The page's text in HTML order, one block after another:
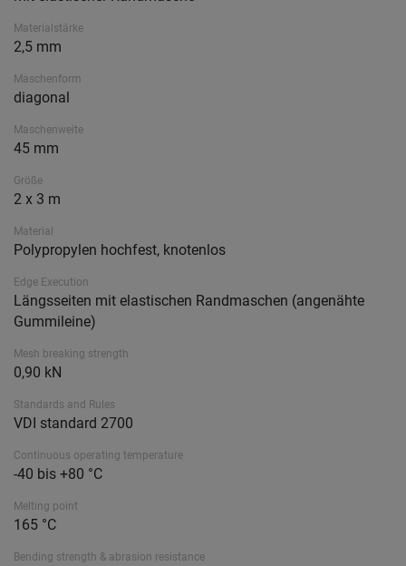
Materialstärke
2,5 mm
Maschenform
diagonal
Maschenweite
45 mm
Größe
2 x 3 m
Material
Polypropylen hochfest, knotenlos
Edge Execution
Längsseiten mit elastischen Randmaschen (angenähte
Gummileine)
Mesh breaking strength
0,90 kN
Standards and Rules
VDI standard 2700
Continuous operating temperature
-40 bis +80 °C
Melting point
165 °C
Bending strength & abrasion resistance